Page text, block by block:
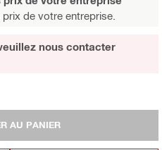
de votre entreprise.
nous contacter
AU PANIER